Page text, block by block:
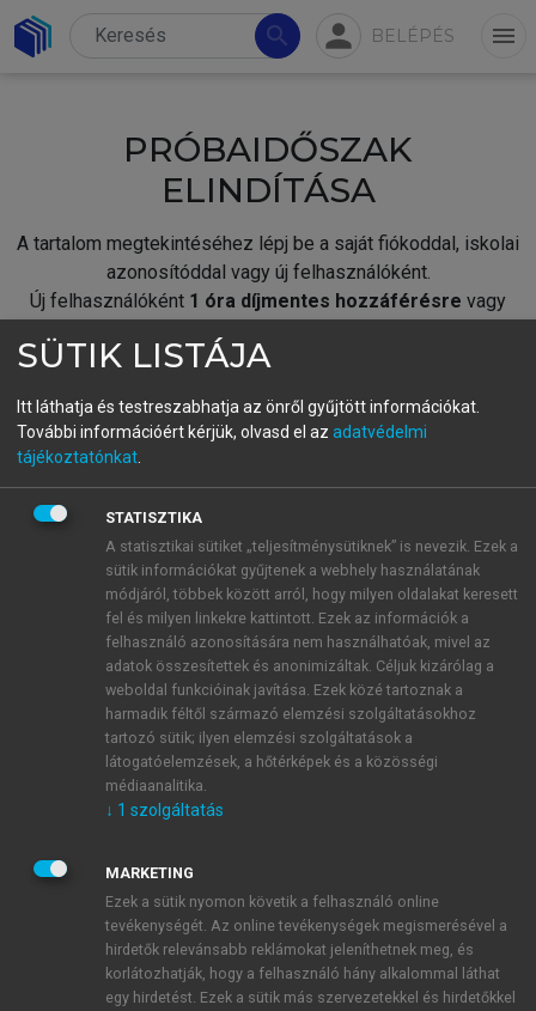
search person BELÉPÉS menu
PRÓBAIDŐSZAK
ELINDÍTÁSA
A tartalom megtekintéséhez lépj be a saját fiókoddal, iskolai
azonosítóddal vagy új felhasználóként.
Új felhasználóként 1 óra díjmentes hozzáférésre vagy
fiókoddal,vagy hozz létre új fiókot.
A regisztráció után apróbaidőszakautomatikusan
BELÉPÉS SAJÁT FIÓKKAL
ÚJ FIÓK LÉTREHOZÁSA
1 óra díjmentes hozzáférés
E-MAIL-CÍM
JELSZÓ
JELSZÓ ÚJRA
SÜTIK LISTÁJA
Itt láthatja és testreszabhatja az önről gyűjtött információkat.
További információért kérjük, olvasd el az adatvédelmi
tájékoztatónkat
STATISZTIKA
A statisztikai sütiket „teljesítménysütiknek” is nevezik. Ezek a
sütik információkat gyűjtenek a webhely használatának
módjáról, többek között arról, hogy milyen oldalakat keresett
fel és milyen linkekre kattintott. Ezek az információk a
felhasználó azonosítására nem használhatóak, mivel az
adatok összesítettek és anonimizáltak. Céljuk kizárólag a
weboldal funkcióinak javítása. Ezek közé tartoznak a
harmadik féltől származó elemzési szolgáltatásokhoz
tartozó sütik; ilyen elemzési szolgáltatások a
látogatóelemzések, a hőtérképek és a közösségi
médiaanalitika.
↓ 1 szolgáltatás
MARKETING
Ezek a sütik nyomon követik a felhasználó online
tevékenységét. Az online tevékenységek megismerésével a
hirdetők relevánsabb reklámokat jeleníthetnek meg, és
korlátozhatják, hogy a felhasználó hány alkalommal láthat
egy hirdetést. Ezek a sütik más szervezetekkel és hirdetőkkel